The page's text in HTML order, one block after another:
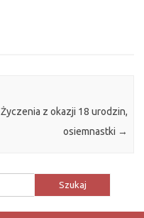
Życzenia z okazji 18 urodzin,
osiemnastki →